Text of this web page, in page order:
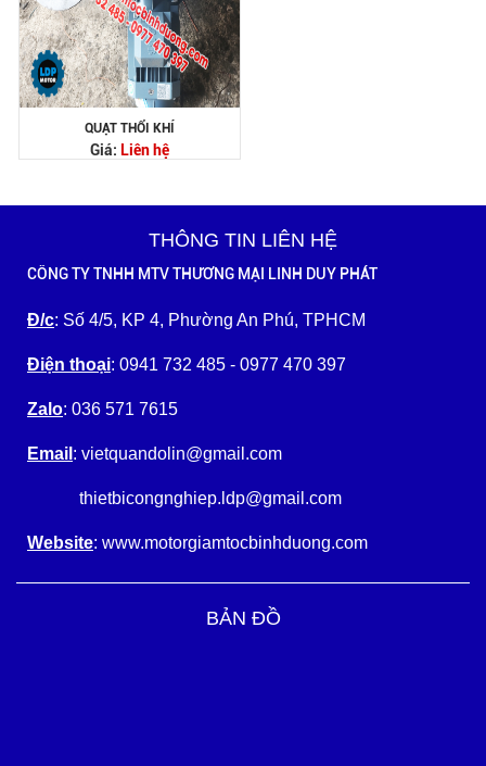
QUẠT THỔI KHÍ
Giá: Liên hệ
THÔNG TIN LIÊN HỆ
CÔNG TY TNHH MTV THƯƠNG MẠI LINH DUY PHÁT
Đ/c: Số 4/5, KP 4, Phường An Phú, TPHCM
Điện thoại: 0941 732 485 - 0977 470 397
Zalo: 036 571 7615
Email : vietquandolin@gmail.com
thietbicongnghiep.ldp@gmail.com
Website: www.motorgiamtocbinhduong.com
BẢN ĐỒ